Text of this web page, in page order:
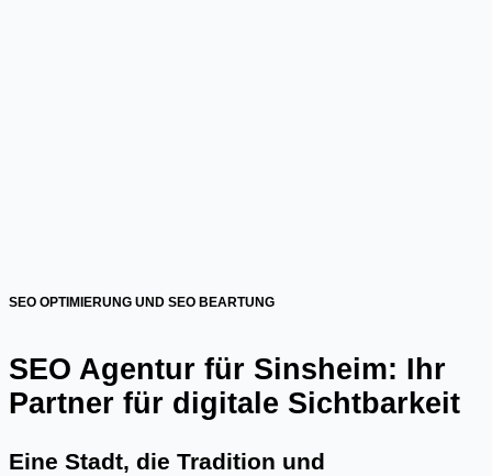
SEO OPTIMIERUNG UND SEO BEARTUNG
SEO Agentur für Sinsheim: Ihr
Partner für digitale Sichtbarkeit
Eine Stadt, die Tradition und